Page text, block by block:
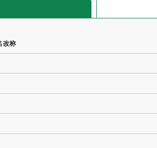
改称